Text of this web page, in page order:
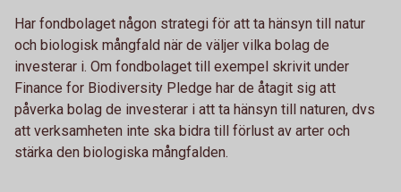
Har fondbolaget någon strategi för att ta hänsyn till natur
och biologisk mångfald när de väljer vilka bolag de
investerar i. Om fondbolaget till exempel skrivit under
Finance for Biodiversity Pledge har de åtagit sig att
påverka bolag de investerar i att ta hänsyn till naturen, dvs
att verksamheten inte ska bidra till förlust av arter och
stärka den biologiska mångfalden.